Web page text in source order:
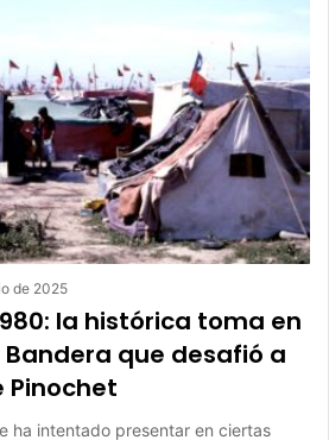
de 2025
la histórica toma en
que desafió a
Pinochet
ha intentado presentar en ciertas